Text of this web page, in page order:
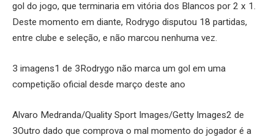
gol do jogo, que terminaria em vitória dos Blancos por 2 x 1.
Deste momento em diante, Rodrygo disputou 18 partidas,
entre clube e seleção, e não marcou nenhuma vez.
3 imagens1 de 3Rodrygo não marca um gol em uma
competição oficial desde março deste ano
Alvaro Medranda/Quality Sport Images/Getty Images2 de
3Outro dado que comprova o mal momento do jogador é a